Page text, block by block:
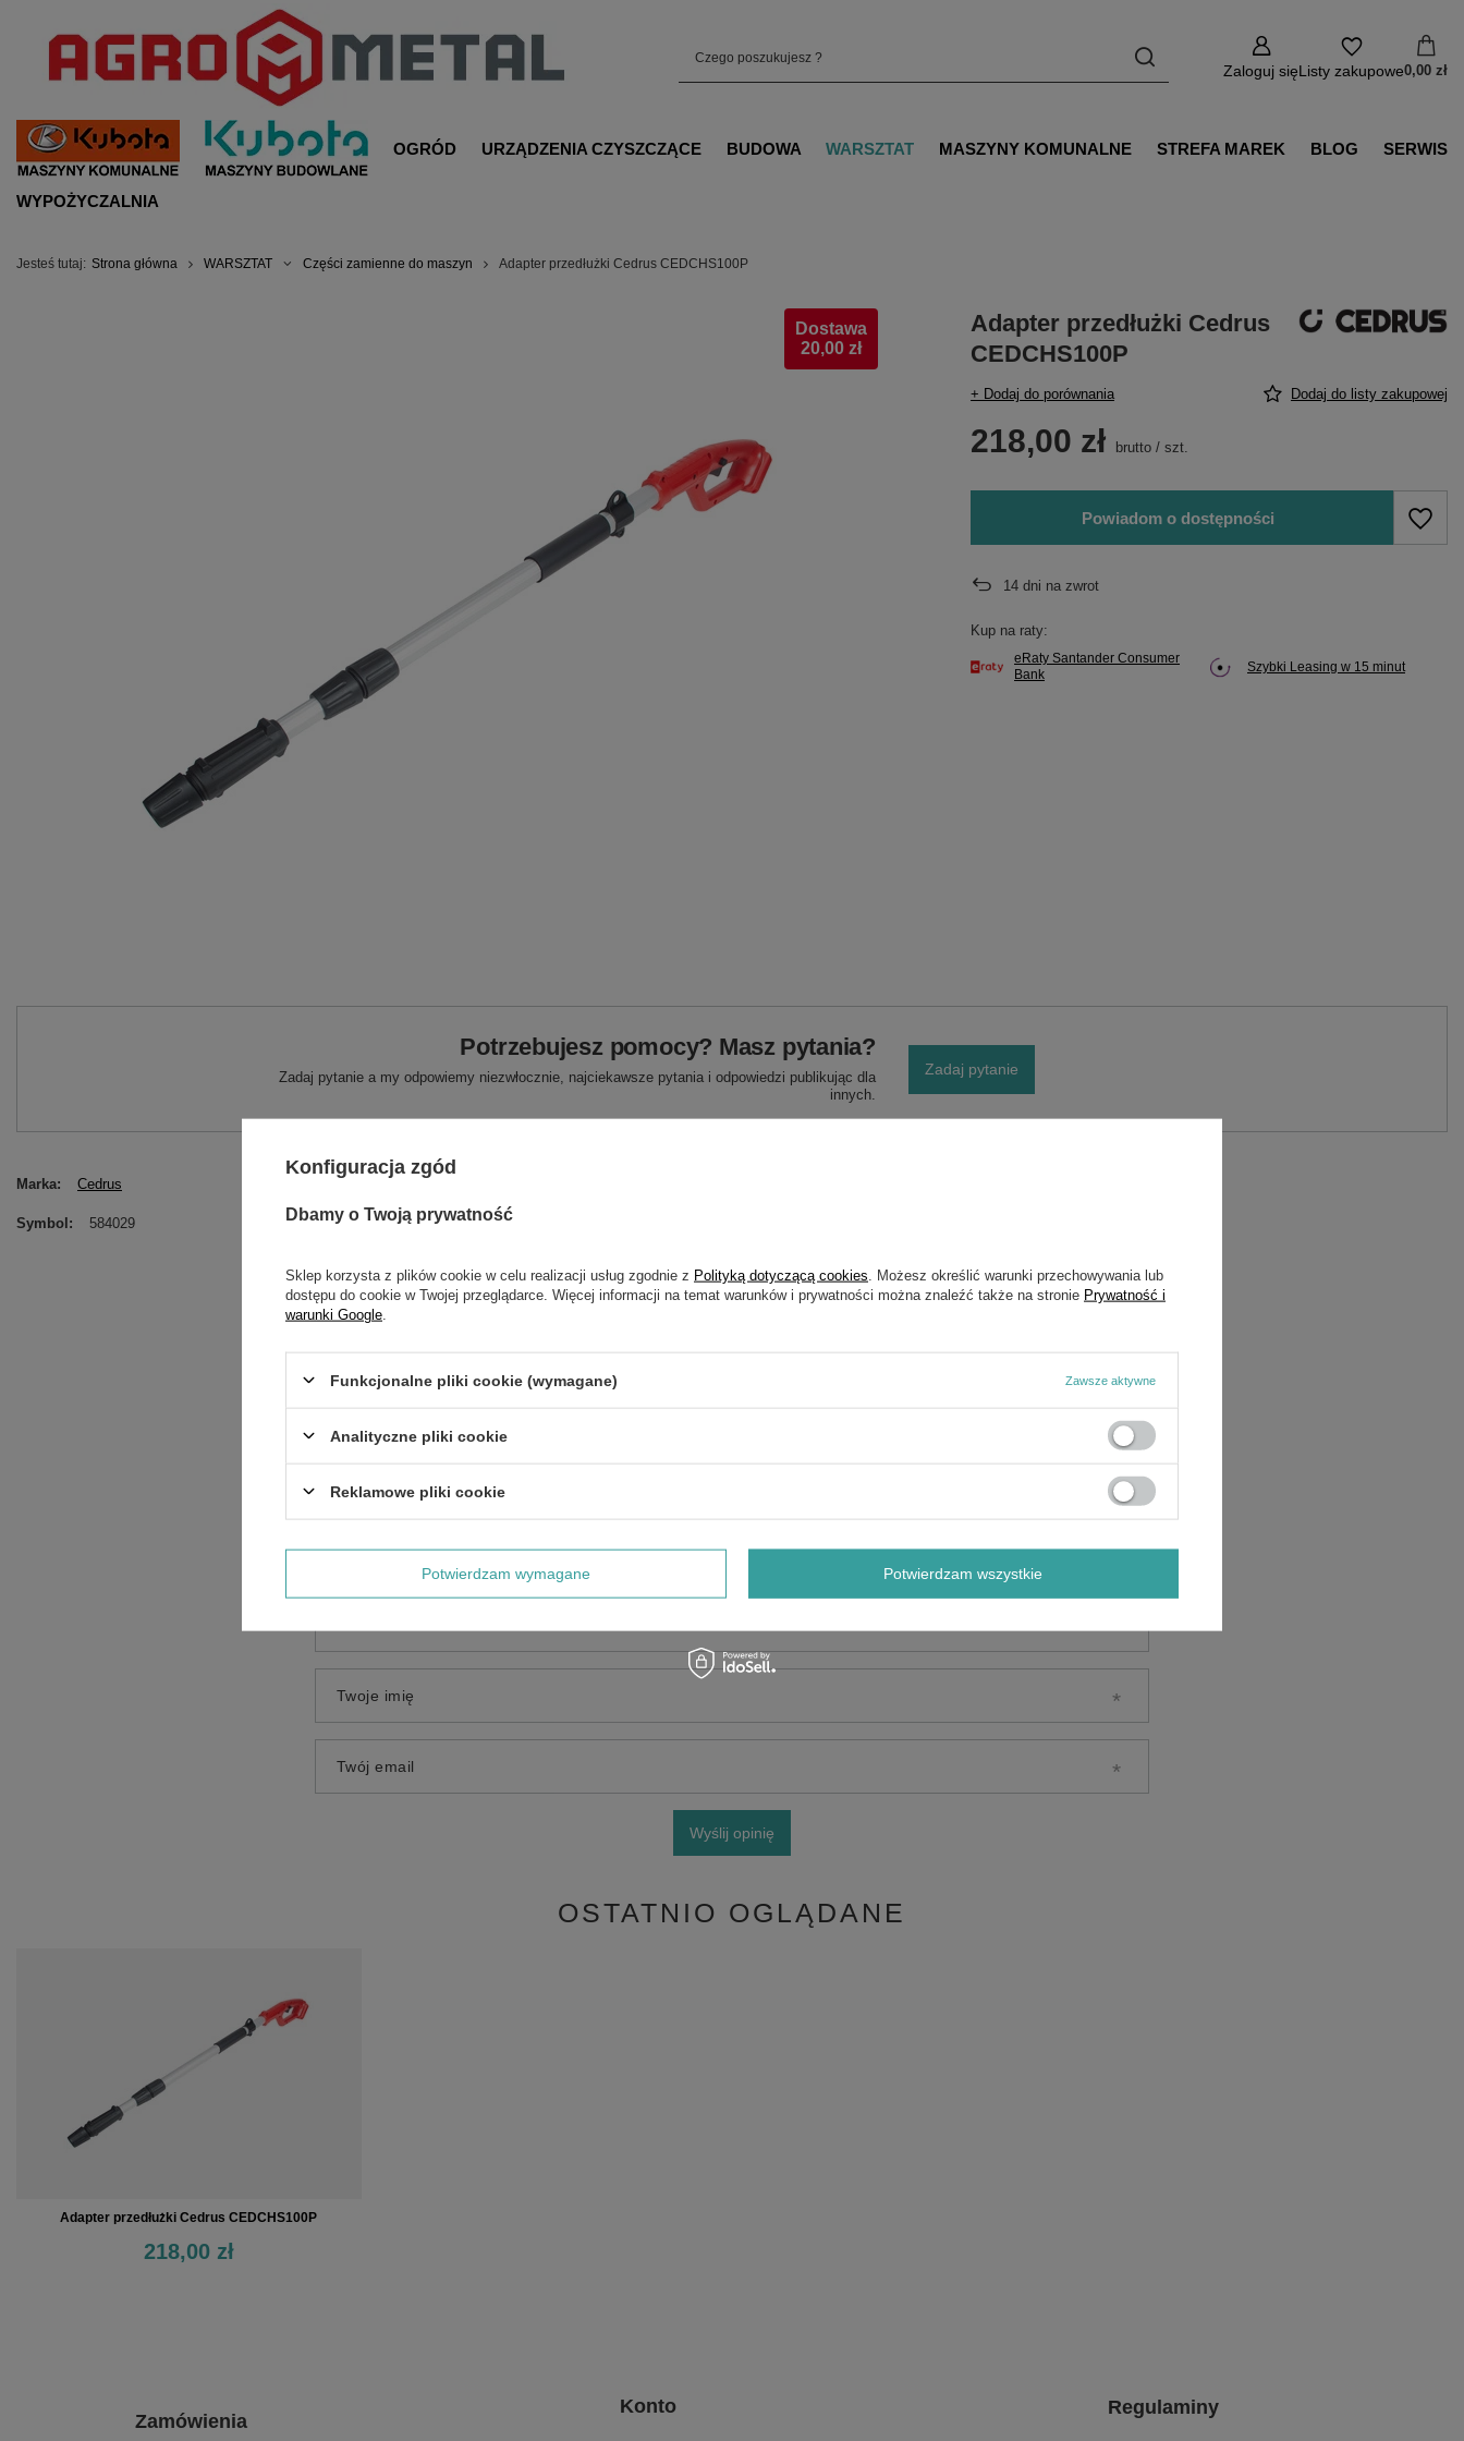
Zaloguj sięListy zakupowe0,00 zł
OGRÓD URZĄDZENIA CZYSZCZĄCE BUDOWA WARSZTAT MASZYNY KOMUNALNE STREFA MAREK BLOG SERWIS
WYPOŻYCZALNIA
Jesteś tutaj: Strona główna WARSZTAT Części zamienne do maszyn Adapter przedłużki Cedrus CEDCHS100P
Dostawa
20,00 zł
Adapter przedłużki Cedrus
CEDCHS100P
+ Dodaj do porównania Dodaj do listy zakupowej
218,00 zł brutto /szt.
Powiadom o dostępności
14 dni na zwrot
Kup na raty:
eRaty Santander Consumer
Bank
Szybki Leasing w 15 minut
Potrzebujesz pomocy? Masz pytania?
Zadaj pytanie a my odpowiemy niezwłocznie, najciekawsze pytania i odpowiedzi publikując dla
innych.
Zadaj pytanie
Marka Cedrus
Symbol 584029
Twoje imię
Twój email
Wyślij opinię
OSTATNIO OGLĄDANE
Adapter przedłużki Cedrus CEDCHS100P
218,00 zł
Zamówienia
Konto Regulaminy
Konfiguracja zgód
Dbamy o Twoją prywatność
Sklep korzysta z plików cookie w celu realizacji usług zgodnie z Polityką dotyczącą cookies . Możesz określić warunki przechowywania lub
dostępu do cookie w Twojej przeglądarce. Więcej informacji na temat warunków i prywatności można znaleźć także na stronie Prywatność i
warunki Google
Funkcjonalne pliki cookie (wymagane) Zawsze aktywne
Analityczne pliki cookie
Reklamowe pliki cookie
Potwierdzam wymagane Potwierdzam wszystkie